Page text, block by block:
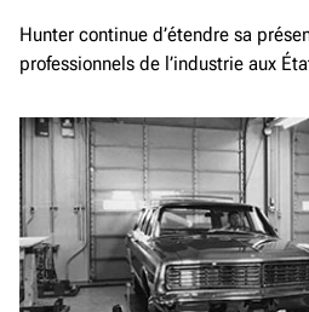
Hunter continue d’étendre sa
professionnels de l’industrie aux